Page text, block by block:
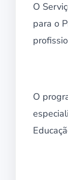
O
para o
O